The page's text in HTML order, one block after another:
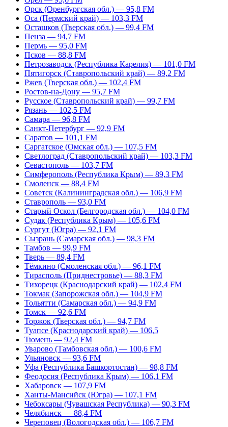
Орск (Оренбургская обл.) — 95,8 FM
Оса (Пермский край) — 103,3 FM
Осташков (Тверская обл.) — 99,4 FM
Пенза — 94,7 FM
Пермь — 95,0 FM
Псков — 88,8 FM
Петрозаводск (Республика Карелия) — 101,0 FM
Пятигорск (Ставропольский край) — 89,2 FM
Ржев (Тверская обл.) — 102,4 FM
Ростов-на-Дону — 95,7 FM
Русское (Ставропольский край) — 99,7 FM
Рязань — 102,5 FM
Самара — 96,8 FM
Санкт-Петербург — 92,9 FM
Саратов — 101,1 FM
Саргатское (Омская обл.) — 107,5 FM
Светлоград (Ставропольский край) — 103,3 FM
Севастополь — 103,7 FM
Симферополь (Республика Крым) — 89,3 FM
Смоленск — 88,4 FM
Советск (Калининградская обл.) — 106,9 FM
Ставрополь — 93,0 FM
Старый Оскол (Белгородская обл.) — 104,0 FM
Судак (Республика Крым) — 105,6 FM
Сургут (Югра) — 92,1 FM
Сызрань (Самарская обл.) — 98,3 FM
Тамбов — 99,9 FM
Тверь — 89,4 FM
Тёмкино (Смоленская обл.) — 96,1 FM
Тирасполь (Приднестровье) — 88,3 FM
Тихорецк (Краснодарский край) — 102,4 FM
Токмак (Запорожская обл.) — 104,9 FM
Тольятти (Самарская обл.) — 94,9 FM
Томск — 92,6 FM
Торжок (Тверская обл.) — 94,7 FM
Туапсе (Краснодарский край) — 106,5
Тюмень — 92,4 FM
Уварово (Тамбовская обл.) — 100,6 FM
Ульяновск — 93,6 FM
Уфа (Республика Башкортостан) — 98,8 FM
Феодосия (Республика Крым) — 106,1 FM
Хабаровск — 107,9 FM
Ханты-Мансийск (Югра) — 107,1 FM
Чебоксары (Чувашская Республика) — 90,3 FM
Челябинск — 88,4 FM
Череповец (Вологодская обл.) — 106,7 FM